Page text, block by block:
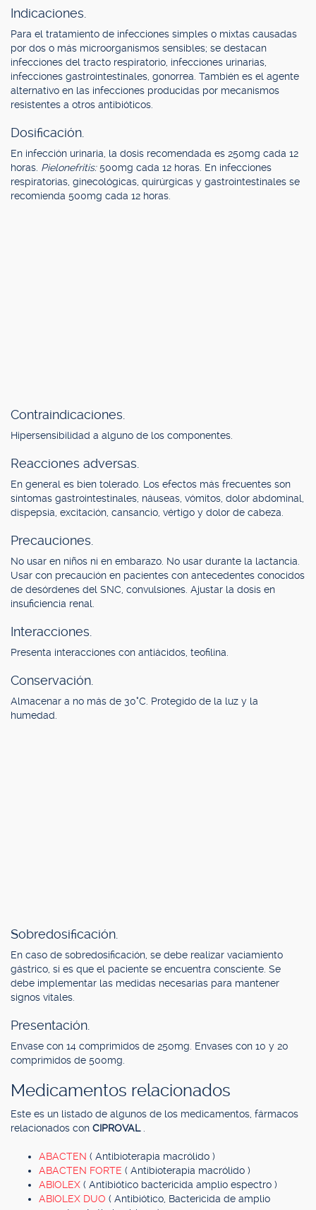
Indicaciones.
Para el tratamiento de infecciones simples o mixtas causadas
por dos o más microorganismos sensibles; se destacan
infecciones del tracto respiratorio, infecciones urinarias,
infecciones gastrointestinales, gonorrea. También es el agente
alternativo en las infecciones producidas por mecanismos
resistentes a otros antibióticos.
Dosificación.
En infección urinaria, la dosis recomendada es 250mg cada 12
horas. Pielonefritis:500mg cada 12 horas. En infecciones
respiratorias, ginecológicas, quirúrgicas y gastrointestinales se
recomienda 500mg cada 12 horas.
Contraindicaciones.
Hipersensibilidad a alguno de los componentes.
Reacciones adversas.
En general es bien tolerado. Los efectos más frecuentes son
síntomas gastrointestinales, náuseas, vómitos, dolor abdominal,
dispepsia, excitación, cansancio, vértigo y dolor de cabeza.
Precauciones.
No usar en niños ni en embarazo. No usar durante la lactancia.
Usar con precaución en pacientes con antecedentes conocidos
de desórdenes del SNC, convulsiones. Ajustar la dosis en
insuficiencia renal.
Interacciones.
Presenta interacciones con antiácidos, teofilina.
Conservación.
Almacenar a no más de 30°C. Protegido de la luz y la
humedad.
Sobredosificación.
En caso de sobredosificación, se debe realizar vaciamiento
gástrico, si es que el paciente se encuentra consciente. Se
debe implementar las medidas necesarias para mantener
signos vitales.
Presentación.
Envase con 14 comprimidos de 250mg. Envases con 10 y 20
comprimidos de 500mg.
Medicamentos relacionados
Este es un listado de algunos de los medicamentos, fármacos
relacionados con CIPROVAL
ABACTEN ( Antibioterapia macrólido )
ABACTEN FORTE ( Antibioterapia macrólido )
ABIOLEX ( Antibiótico bactericida amplio espectro )
ABIOLEX DUO ( Antibiótico, Bactericida de amplio